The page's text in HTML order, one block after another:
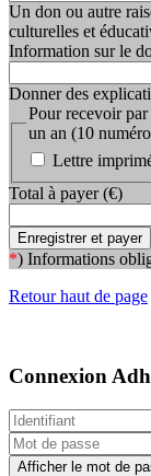
Un don ou autre
culturelles et
Information sur le
Donner des
Pour recevoir
un an (10
Lettre
Total à payer (€)
Enregistrer et payer
*) Informations
Retour haut de page
Connexion
Afficher le mot de